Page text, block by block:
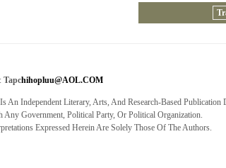
TapcHihopluu@AOL.COM
Is An Independent Literary, Arts, And Research-Based
Government, Political Party, Or Political Organization.
Expressed Herein Are Solely Those Of The Authors.